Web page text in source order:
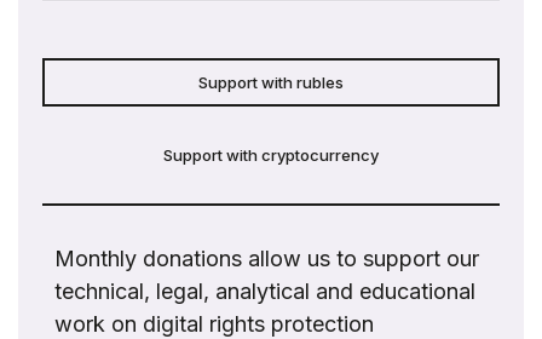
Support with rubles
Support with cryptocurrency
Monthly donations allow us to support our
technical, legal, analytical and educational
work on digital rights protection